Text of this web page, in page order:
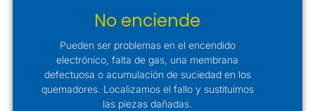
No enciende
Pueden ser problemas en el encendido
electrónico, falta de gas, una membrana
defectuosa o acumulación de suciedad en los
quemadores. Localizamos el fallo y sustituimos
las piezas dañadas.